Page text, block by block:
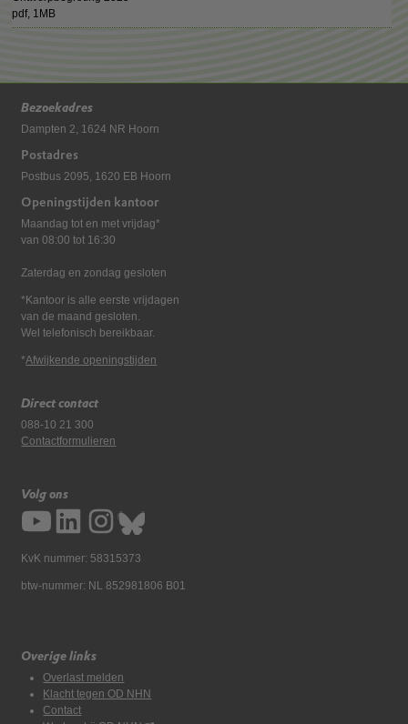
pdf, 1MB
Bezoekadres
Dampten 2, 1624 NR Hoorn
Postadres
Postbus 2095, 1620 EB Hoorn
Openingstijden kantoor
Maandag tot en met vrijdag*
van 08:00 tot 16:30
Zaterdag en zondag gesloten
*Kantoor is alle eerste vrijdagen
van de maand gesloten.
Wel telefonisch bereikbaar.
*Afwijkende openingstijden
Direct contact
088-10 21 300
Contactformulieren
Volg ons
KvK nummer: 58315373
btw-nummer: NL 852981806 B01
Overige links
Overlast melden
Klacht tegen OD NHN
Contact